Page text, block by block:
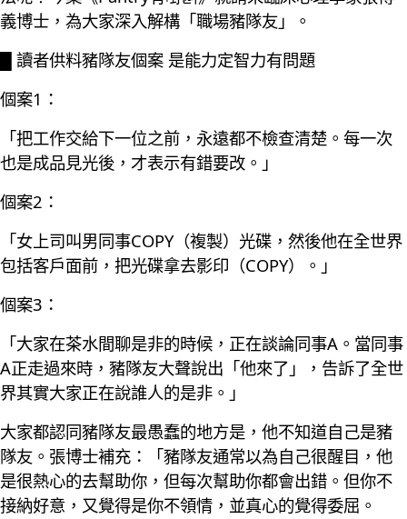
義博士，為大家深入解構「職場豬隊友」。
█ 讀者供料豬隊友個案 是能力定智力有問題
個案1：
「把工作交給下一位之前，永遠都不檢查清楚。每一次
也是成品見光後，才表示有錯要改。」
個案2：
「女上司叫男同事COPY（複製）光碟，然後他在全世界
包括客戶面前，把光碟拿去影印（COPY）。」
個案3：
「大家在茶水間聊是非的時候，正在談論同事A。當同事
A正走過來時，豬隊友大聲說出「他來了」，告訴了全世
界其實大家正在說誰人的是非。」
大家都認同豬隊友最愚蠢的地方是，他不知道自己是豬
隊友。張博士補充：「豬隊友通常以為自己很醒目，他
是很熱心的去幫助你，但每次幫助你都會出錯。但你不
接納好意，又覺得是你不領情，並真心的覺得委屈。